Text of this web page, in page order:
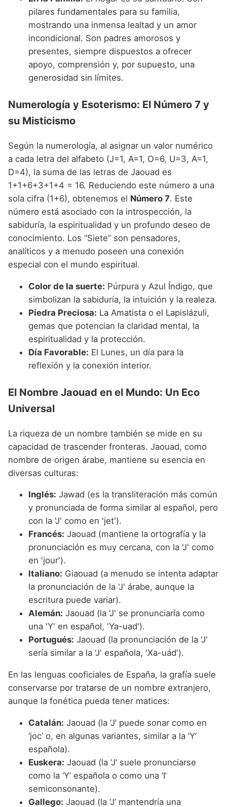
pilares fundamentales para su familia,
mostrando una inmensa lealtad y un amor
incondicional. Son padres amorosos y
presentes, siempre dispuestos a ofrecer
apoyo, comprensión y, por supuesto, una
generosidad sin límites.
Numerología y Esoterismo: El Número 7 y
su Misticismo
Según la numerología, al asignar un valor numérico
a cada letra del alfabeto (J=1, A=1, O=6, U=3, A=1,
D=4), la suma de las letras de Jaouad es
1+1+6+3+1+4 = 16. Reduciendo este número a una
sola cifra (1+6), obtenemos el Número 7. Este
número está asociado con la introspección, la
sabiduría, la espiritualidad y un profundo deseo de
conocimiento. Los “Siete” son pensadores,
analíticos y a menudo poseen una conexión
especial con el mundo espiritual.
Color de la suerte: Púrpura y Azul Índigo, que
simbolizan la sabiduría, la intuición y la realeza.
Piedra Preciosa: La Amatista o el Lapislázuli,
gemas que potencian la claridad mental, la
espiritualidad y la protección.
Día Favorable: El Lunes, un día para la
reflexión y la conexión interior.
El Nombre Jaouad en el Mundo: Un Eco
Universal
La riqueza de un nombre también se mide en su
capacidad de trascender fronteras. Jaouad, como
nombre de origen árabe, mantiene su esencia en
diversas culturas:
Inglés: Jawad (es la transliteración más común
y pronunciada de forma similar al español, pero
con la 'J' como en 'jet').
Francés: Jaouad (mantiene la ortografía y la
pronunciación es muy cercana, con la 'J' como
en 'jour').
Italiano: Giaouad (a menudo se intenta adaptar
la pronunciación de la 'J' árabe, aunque la
escritura puede variar).
Alemán: Jaouad (la 'J' se pronunciaría como
una 'Y' en español, 'Ya-uad').
Portugués: Jaouad (la pronunciación de la 'J'
sería similar a la 'J' española, 'Xa-uád').
En las lenguas cooficiales de España, la grafía suele
conservarse por tratarse de un nombre extranjero,
aunque la fonética pueda tener matices:
Catalán: Jaouad (la ‘J’ puede sonar como en
‘joc’ o, en algunas variantes, similar a la ‘Y’
española).
Euskera: Jaouad (la ‘J’ suele pronunciarse
como la ‘Y’ española o como una ‘I’
semiconsonante).
Gallego: Jaouad (la ‘J’ mantendría una